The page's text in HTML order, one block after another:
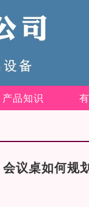
产品知识
会议桌如何规